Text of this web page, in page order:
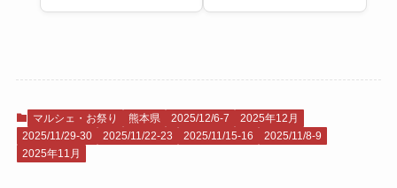
マルシェ・お祭り 熊本県 2025/12/6-7
2025年12月
2025/11/29-30
2025/11/22-23 2025/11/15-16
2025/11/8-9
2025年11月